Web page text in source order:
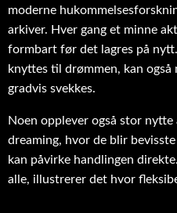
moderne
arkiver. Hver gang et minne
formbart før det lagres på
knyttes til drømmen, kan
gradvis svekkes.
Noen opplever også stor
dreaming, hvor de blir
kan påvirke handlingen
alle, illustrerer det hvor